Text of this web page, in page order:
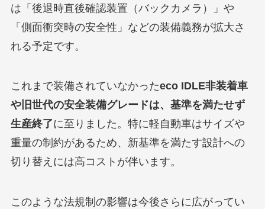
は「後退時直後確認装置（バックカメラ）」や
「側面衝突時の安全性」などの装備義務が拡大さ
れる予定です。
これまで装備されていなかったeco IDLE非装着車
や旧世代の安全装備グレードは、基準を満たせず
生産終了に至りました。特に軽自動車はサイズや
重量の制約があるため、新基準を満たす設計への
切り替えには高コストが伴います。
このような法規制の影響は今後さらに広がってい